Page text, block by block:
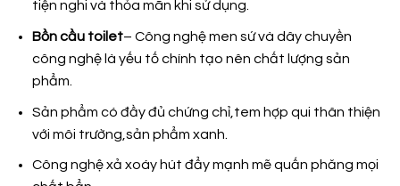
tiện nghi và thỏa mãn khi sử dụng.
Bồn cầu toilet– Công nghệ men sứ và dây chuyền
công nghệ là yếu tố chính tạo nên chất lượng sản
phẩm.
Sản phẩm có đầy đủ chứng chỉ,tem hợp qui thân thiện
với môi trường,sản phẩm xanh.
Công nghệ xả xoáy hút đẩy mạnh mẽ quấn phăng mọi